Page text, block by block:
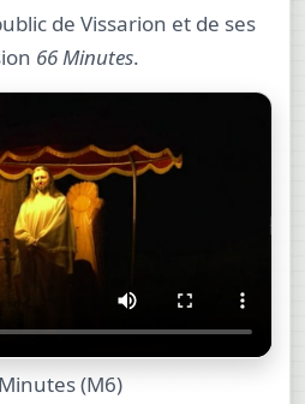
de Vissarion et de ses
66 Minutes.
(M6)